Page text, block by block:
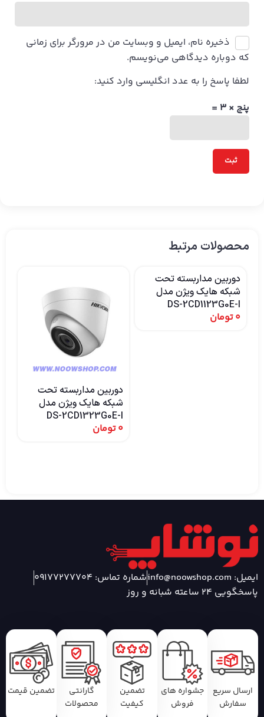
ذخیره نام، ایمیل و وبسایت من در مرورگر برای زمانی
که دوباره دیدگاهی می‌نویسم.
لطفا پاسخ را به عدد انگلیسی وارد کنید:
پنج × 3 =
محصولات مرتبط
دوربین مداربسته تحت
شبکه هایک ویژن مدل
DS-2CD1123G0E-I
0تومان
دوربین مداربسته تحت
شبکه هایک ویژن مدل
DS-2CD1323G0E-I
0تومان
ایمیل: info@noowshop.com
شماره تماس: 09177277704
پاسخگویی 24 ساعته شبانه و روز
ارسال سریع
سفارش
جشواره های
فروش
تضمین
کیفیت
گارانتی
محصولات
تضمین قیمت